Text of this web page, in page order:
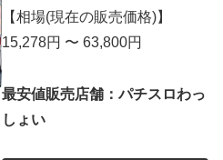
【相場(現在の販売価格)】
15,278円 〜 63,800円
最安値販売店舗：パチスロわっ
しょい